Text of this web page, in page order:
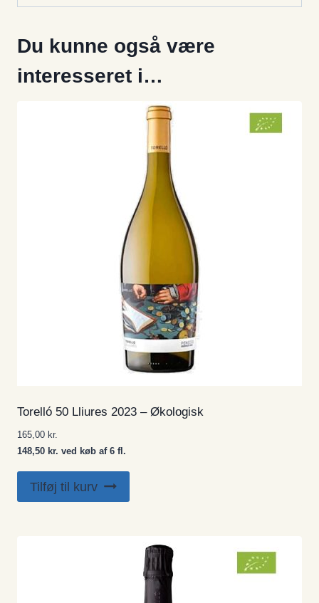
Du kunne også være
interesseret i…
Torelló 50 Lliures 2023 – Økologisk
165,00 kr.
148,50 kr. ved køb af 6 fl.
Tilføj til kurv